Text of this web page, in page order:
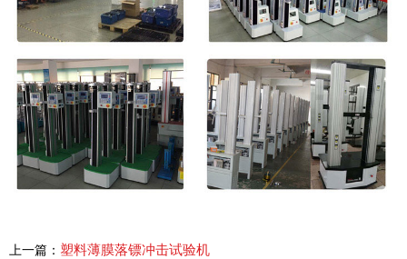
上一篇： 塑料薄膜落镖冲击试验机